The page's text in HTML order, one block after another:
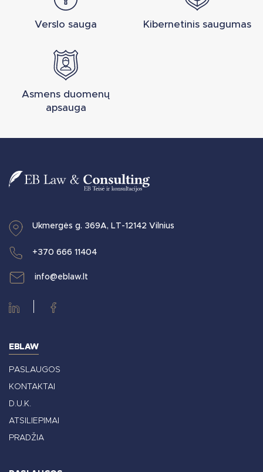
Verslo sauga Kibernetinis saugumas
Asmens duomenų
apsauga
Ukmergės g. 369A, LT-12142 Vilnius
+370 666 11404
info@eblaw.lt
EBLAW
PASLAUGOS
KONTAKTAI
D.U.K.
ATSILIEPIMAI
PRADŽIA